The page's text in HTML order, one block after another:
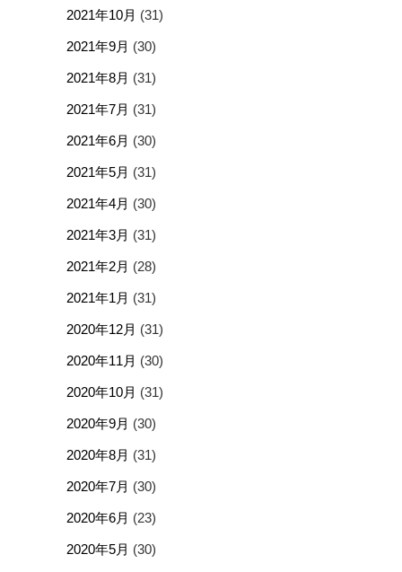
2021年10月 (31)
2021年9月 (30)
2021年8月 (31)
2021年7月 (31)
2021年6月 (30)
2021年5月 (31)
2021年4月 (30)
2021年3月 (31)
2021年2月 (28)
2021年1月 (31)
2020年12月 (31)
2020年11月 (30)
2020年10月 (31)
2020年9月 (30)
2020年8月 (31)
2020年7月 (30)
2020年6月 (23)
2020年5月 (30)